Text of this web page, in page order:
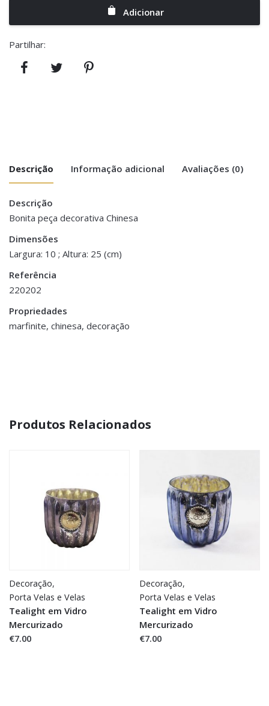
Adicionar
Partilhar:
Descrição Informação adicional Avaliações (0)
Descrição
Bonita peça decorativa Chinesa
Dimensões
Largura: 10 ; Altura: 25 (cm)
Referência
220202
Propriedades
marfinite, chinesa, decoração
Dimensões
There are no reviews yet.
Be the first to review “Estatueta
Chinesa”
You must be <a href="https://www.homeart.pt/minha-
conta/">logged in</a> to post a review.
Produtos Relacionados
Decoração,
Porta Velas e Velas
Tealight em Vidro
Mercurizado
€7.00
Decoração,
Porta Velas e Velas
Tealight em Vidro
Mercurizado
€7.00